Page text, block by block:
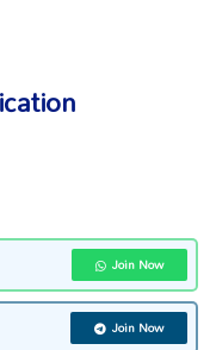
Messenger
Join Now
Join Now